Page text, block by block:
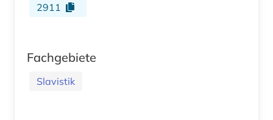
2911
Fachgebiete
Slavistik